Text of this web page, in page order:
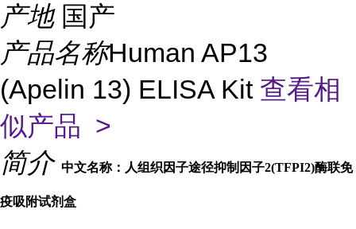
产地 国产
产品名称Human AP13
(Apelin 13) ELISA Kit 查看相
似产品 >
简介 中文名称：人组织因子途径抑制因子2(TFPI2)酶联免
疫吸附试剂盒